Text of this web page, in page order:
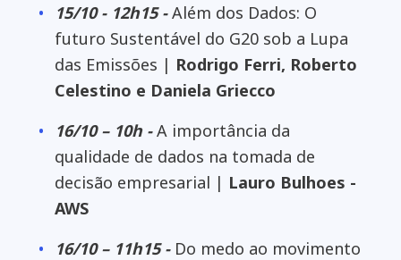
15/10 - 12h15 -Além dos Dados: O
futuro Sustentável do G20 sob a Lupa
das Emissões | Rodrigo Ferri, Roberto
Celestino e Daniela Griecco
16/10 – 10h -A importância da
qualidade de dados na tomada de
decisão empresarial | Lauro Bulhoes -
AWS
16/10 – 11h15 -Do medo ao movimento